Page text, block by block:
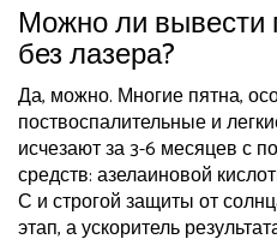
Можно ли вывести
без лазера?
Да, можно. Многие пятна,
поствоспалительные и
исчезают за 3-6 месяцев с
средств: азелаиновой
С и строгой защиты от
этап, а ускоритель